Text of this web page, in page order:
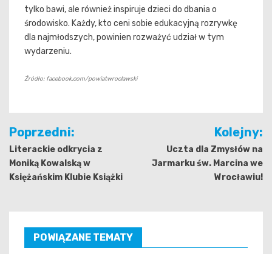
tylko bawi, ale również inspiruje dzieci do dbania o
środowisko. Każdy, kto ceni sobie edukacyjną rozrywkę
dla najmłodszych, powinien rozważyć udział w tym
wydarzeniu.
Źródło: facebook.com/powiatwroclawski
Nawigacja
wpisu
Poprzedni:
Literackie odkrycia z
Moniką Kowalską w
Księżańskim Klubie Książki
Kolejny:
Uczta dla Zmysłów na
Jarmarku św. Marcina we
Wrocławiu!
POWIĄZANE TEMATY